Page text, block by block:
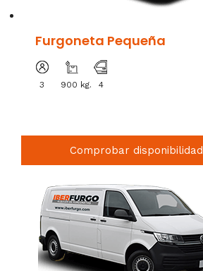
Furgoneta Pequeña
3 900 kg. 4
Comprobar disponibilidad